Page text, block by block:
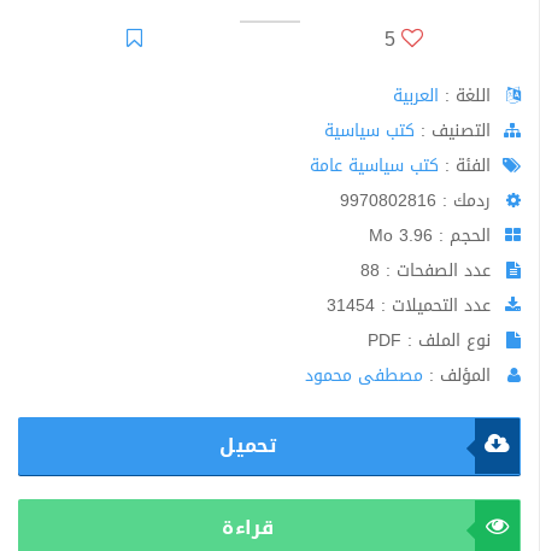
5
اللغة : العربية
اﻟﺘﺼﻨﻴﻒ : كتب سياسية
الفئة : كتب سياسية عامة
ردمك : 9970802816
الحجم : 3.96 Mo
عدد الصفحات : 88
عدد التحميلات : 31454
نوع الملف : PDF
المؤلف : مصطفى محمود
تحميل
قراءة